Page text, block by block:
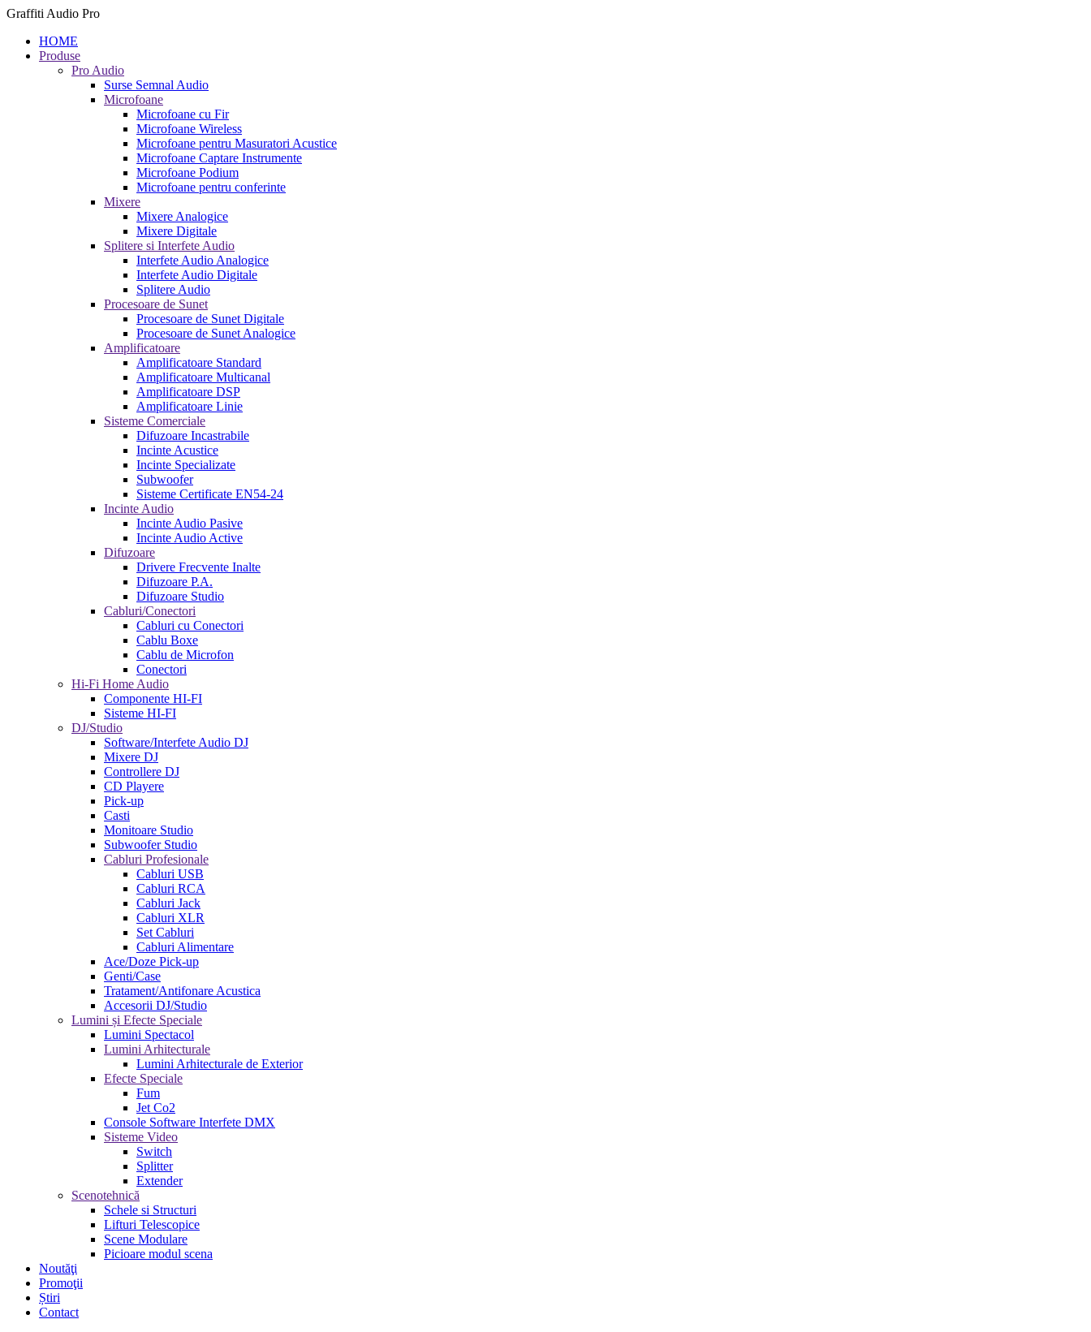
Graffiti Audio Pro
HOME
Produse
Pro Audio
Surse Semnal Audio
Microfoane
Microfoane cu Fir
Microfoane Wireless
Microfoane pentru Masuratori Acustice
Microfoane Captare Instrumente
Microfoane Podium
Microfoane pentru conferinte
Mixere
Mixere Analogice
Mixere Digitale
Splitere si Interfete Audio
Interfete Audio Analogice
Interfete Audio Digitale
Splitere Audio
Procesoare de Sunet
Procesoare de Sunet Digitale
Procesoare de Sunet Analogice
Amplificatoare
Amplificatoare Standard
Amplificatoare Multicanal
Amplificatoare DSP
Amplificatoare Linie
Sisteme Comerciale
Difuzoare Incastrabile
Incinte Acustice
Incinte Specializate
Subwoofer
Sisteme Certificate EN54-24
Incinte Audio
Incinte Audio Pasive
Incinte Audio Active
Difuzoare
Drivere Frecvente Inalte
Difuzoare P.A.
Difuzoare Studio
Cabluri/Conectori
Cabluri cu Conectori
Cablu Boxe
Cablu de Microfon
Conectori
Hi-Fi Home Audio
Componente HI-FI
Sisteme HI-FI
DJ/Studio
Software/Interfete Audio DJ
Mixere DJ
Controllere DJ
CD Playere
Pick-up
Casti
Monitoare Studio
Subwoofer Studio
Cabluri Profesionale
Cabluri USB
Cabluri RCA
Cabluri Jack
Cabluri XLR
Set Cabluri
Cabluri Alimentare
Ace/Doze Pick-up
Genti/Case
Tratament/Antifonare Acustica
Accesorii DJ/Studio
Lumini și Efecte Speciale
Lumini Spectacol
Lumini Arhitecturale
Lumini Arhitecturale de Exterior
Efecte Speciale
Fum
Jet Co2
Console Software Interfete DMX
Sisteme Video
Switch
Splitter
Extender
Scenotehnică
Schele si Structuri
Lifturi Telescopice
Scene Modulare
Picioare modul scena
Noutăţi
Promoţii
Știri
Contact